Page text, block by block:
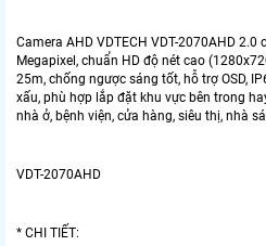
Camera AHD VDTECH VDT-2070AHD 2.0
Megapixel, chuẩn HD độ nét cao
25m, chống ngược sáng tốt, hỗ trợ OSD,
xấu, phù hợp lắp đặt khu vực bên trong
nhà ở, bệnh viện, cửa hàng, siêu thị, nhà
VDT-2070AHD
* CHI TIẾT: